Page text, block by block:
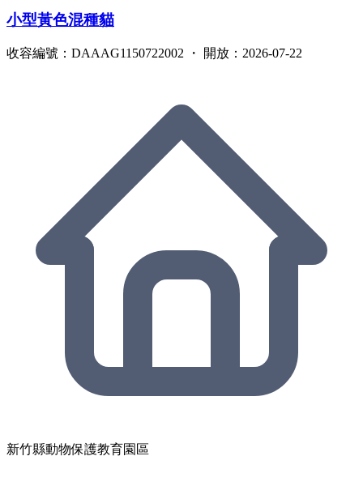
小型黃色混種貓
收容編號：DAAAG1150722002 ・ 開放：2026-07-22
新竹縣動物保護教育園區